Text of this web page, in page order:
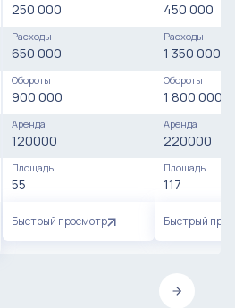
250 000
Расходы
650 000
Обороты
900 000
Аренда
120000
Площадь
55
Быстрый просмотр
450 000
Расходы
1 350 000
Обороты
1 800 000
Аренда
220000
Площадь
117
Быстрый